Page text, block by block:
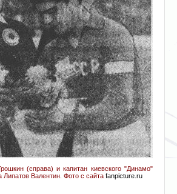
(справа) и капитан киевского "Динамо"
Валентин. Фото с сайта fanpicture.ru